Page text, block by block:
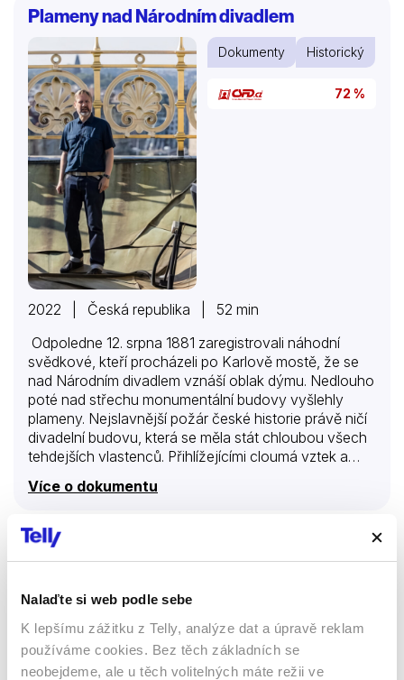
Nalaďte si web podle sebe
K lepšímu zážitku z Telly, analýze dat a úpravě reklam
používáme cookies. Bez těch základních se
neobejdeme, ale u těch volitelných máte režii ve
také on, kdo jí o rok později, kdy zemřela žalem,
vypravil pohřeb. Přežil ji o dvaačtyřicet let.
Plameny nad Národním divadlem
Dokumenty Historický
72 %
2022 | Česká republika | 52 min
Odpoledne 12. srpna 1881 zaregistrovali náhodní
svědkové, kteří procházeli po Karlově mostě, že se
nad Národním divadlem vznáší oblak dýmu. Nedlouho
poté nad střechu monumentální budovy vyšlehly
plameny. Nejslavnější požár české historie právě ničí
divadelní budovu, která se měla stát chloubou všech
tehdejších vlastenců. Přihlížejícími cloumá vztek a
založen záměrně. Dodnes jsou příčiny tohoto
čtyřiceti letech se o případ začali zajímat také ti
nejpovolanější – požární experti z Hasičského
požár způsobilo. Budeme mít v celé kauze konečně
jasno?
Více o dokumentu
Obří rychlostavby